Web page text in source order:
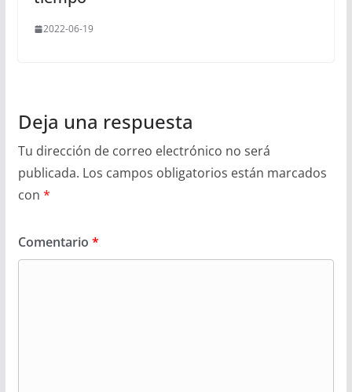
2022-06-19
Deja una respuesta
Tu dirección de correo electrónico no será
publicada. Los campos obligatorios están marcados
con *
Comentario *